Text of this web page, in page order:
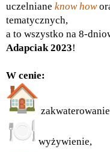
uczelniane know how
tematycznych,
a to wszystko na 8-
Adapciak 2023!
W cenie:
wyżywienie,